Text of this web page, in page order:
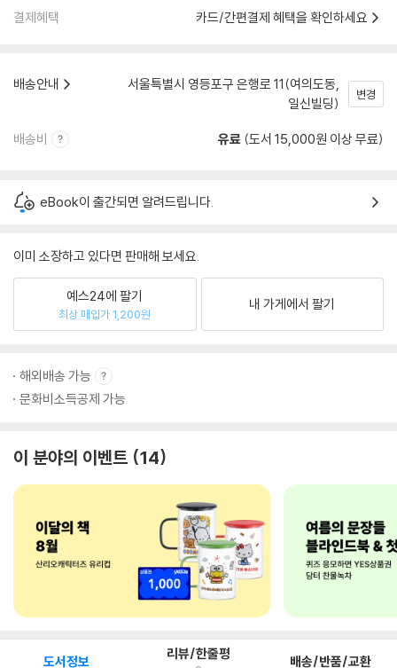
결제혜택 카드/간편결제 혜택을 확인하세요
배송안내
서울특별시 영등포구 은행로 11(여의도동,
일신빌딩)
변경
배송비 유료 (도서 15,000원 이상 무료)
eBook이 출간되면 알려드립니다.
이미 소장하고 있다면 판매해 보세요.
예스24에 팔기
최상 매입가 1,200원
내 가게에서 팔기
해외배송 가능
문화비소득공제 가능
이 분야의 이벤트 14
도서정보 리뷰/한줄평 배송/반품/교환